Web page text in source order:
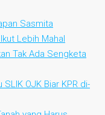
Sasmita
Lebih Mahal
Tak Ada Sengketa
OJK Biar KPR di-